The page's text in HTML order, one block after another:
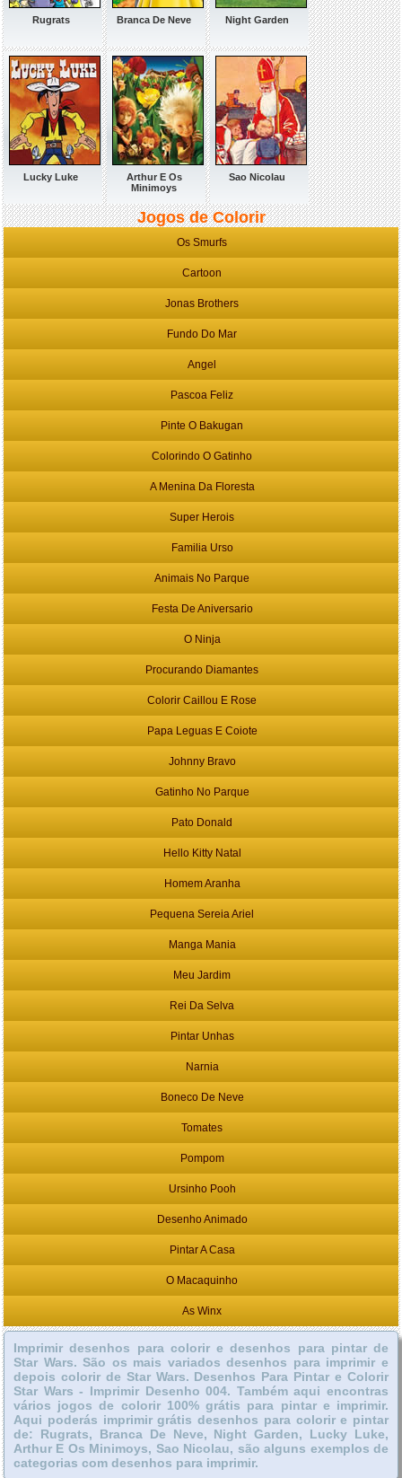
Rugrats Branca De Neve Night Garden
Lucky Luke
Arthur E Os
Minimoys
Sao Nicolau
Jogos de Colorir
Os Smurfs
Cartoon
Jonas Brothers
Fundo Do Mar
Angel
Pascoa Feliz
Pinte O Bakugan
Colorindo O Gatinho
A Menina Da Floresta
Super Herois
Familia Urso
Animais No Parque
Festa De Aniversario
O Ninja
Procurando Diamantes
Colorir Caillou E Rose
Papa Leguas E Coiote
Johnny Bravo
Gatinho No Parque
Pato Donald
Hello Kitty Natal
Homem Aranha
Pequena Sereia Ariel
Manga Mania
Meu Jardim
Rei Da Selva
Pintar Unhas
Narnia
Boneco De Neve
Tomates
Pompom
Ursinho Pooh
Desenho Animado
Pintar A Casa
O Macaquinho
As Winx
Imprimir desenhos para colorir e desenhos para pintar de
Star Wars. São os mais variados desenhos para imprimir e
depois colorir de Star Wars. Desenhos Para Pintar e Colorir
Star Wars - Imprimir Desenho 004. Também aqui encontras
vários jogos de colorir 100% grátis para pintar e imprimir.
Aqui poderás imprimir grátis desenhos para colorir e pintar
de: Rugrats, Branca De Neve, Night Garden, Lucky Luke,
Arthur E Os Minimoys, Sao Nicolau, são alguns exemplos de
categorias com desenhos para imprimir.